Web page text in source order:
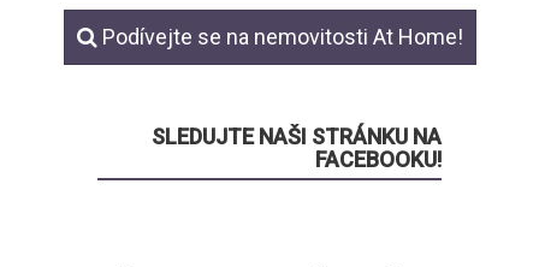
Podívejte se na nemovitosti At Home!
SLEDUJTE NAŠI STRÁNKU NA
FACEBOOKU!